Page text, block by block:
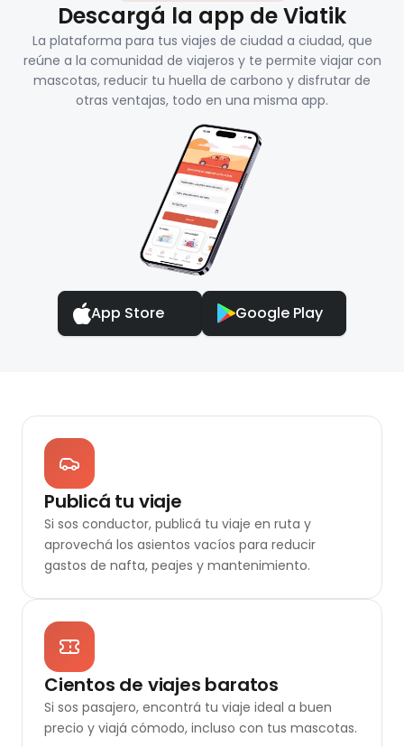
Descargá la app de Viatik
La plataforma para tus viajes de ciudad a ciudad, que
reúne a la comunidad de viajeros y te permite viajar con
mascotas, reducir tu huella de carbono y disfrutar de
otras ventajas, todo en una misma app.
App Store Google Play
Publicá tu viaje
Si sos conductor, publicá tu viaje en ruta y
aprovechá los asientos vacíos para reducir
gastos de nafta, peajes y mantenimiento.
Cientos de viajes baratos
Si sos pasajero, encontrá tu viaje ideal a buen
precio y viajá cómodo, incluso con tus mascotas.